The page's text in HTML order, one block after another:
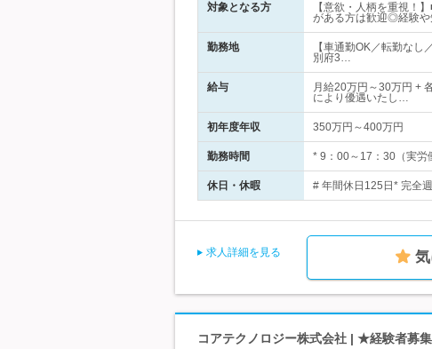
対象となる方
【意欲・人柄を重視！
がある方は歓迎◎経験や
勤務地
【車通勤OK／転勤な
別府3…
給与
月給20万円～30万円 +
により優遇いたし…
初年度年収 350万円～400万円
勤務時間 * 9：00～17：30（実労
休日・休暇 # 年間休日125日* 完全
求人詳細を見る
コアテクノロジー株式会社 | ★経験者募